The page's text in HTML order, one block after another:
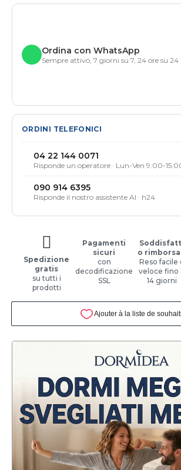
Ordina con WhatsApp
Sempre attivo, 7 giorni su 7, 24 ore su 24
ORDINI TELEFONICI
04 22 144 0071
Risponde un operatore · Lun-Ven 9:00-
090 914 6395
Risponde il nostro assistente AI · h24
Spedizione
gratis
su tutti i
prodotti
Pagamenti
sicuri
con
decodificazione
SSL
o
Reso facile
veloce fino
14 giorni